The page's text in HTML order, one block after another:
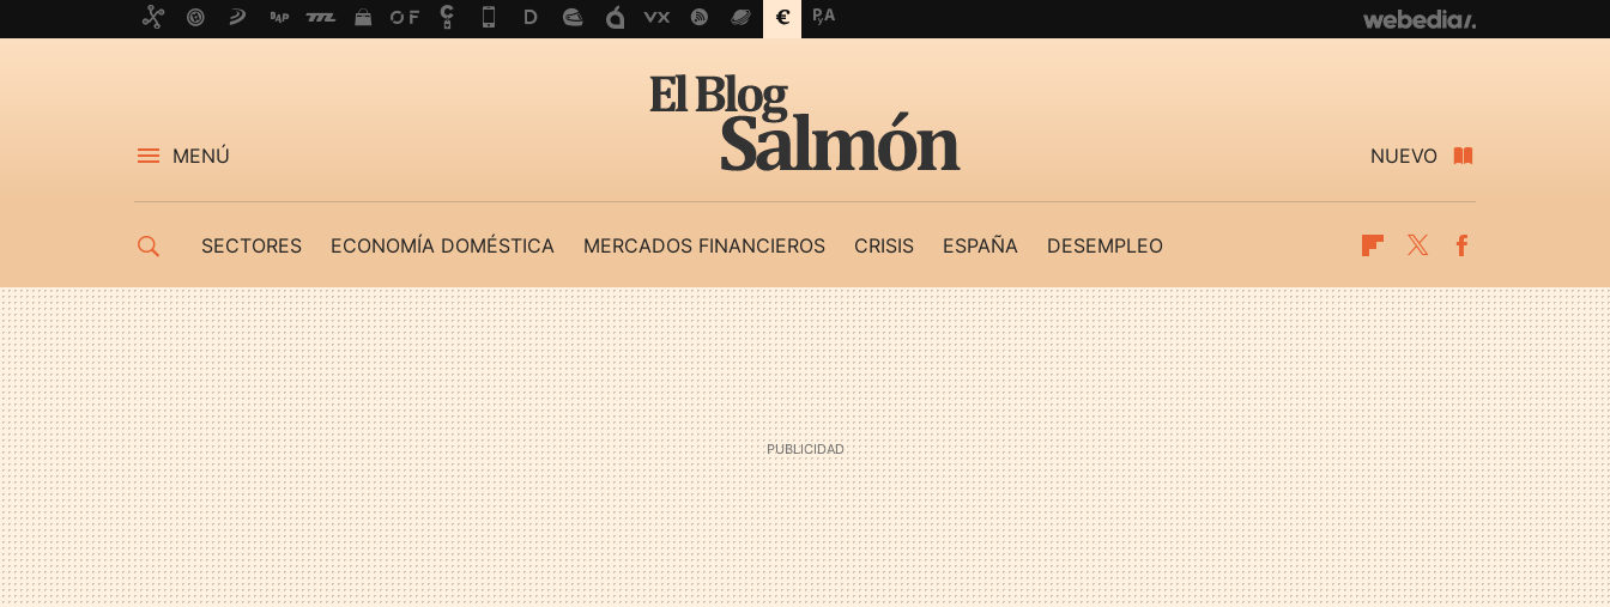
MENÚ NUEVO
SECTORES ECONOMÍA DOMÉSTICA MERCADOS FINANCIEROS CRISIS ESPAÑA DESEMPLEO Flipboard
Twitter